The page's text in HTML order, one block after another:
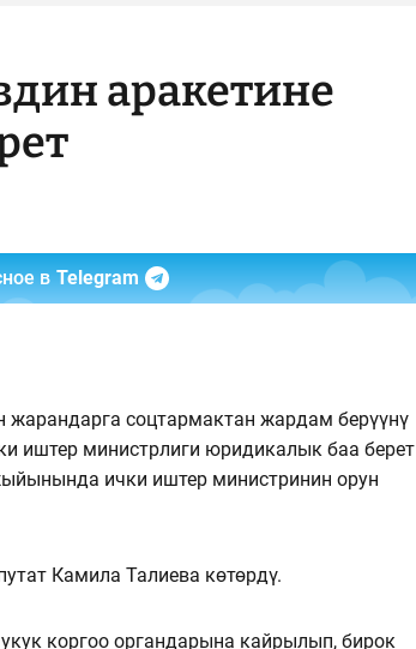
аракетине
в Telegram
соцтармактан жардам берүүнү
иштер министрлиги юридикалык баа
ички иштер министринин орун
Камила Талиева көтөрдү.
коргоо органдарына кайрылып, бирок